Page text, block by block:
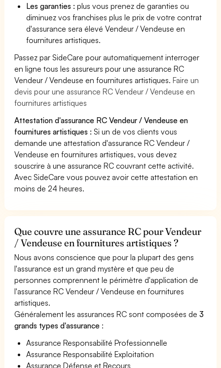
Les garanties :plus vous prenez de garanties ou
diminuez vos franchises plus le prix de votre contrat
d'assurance sera élevé Vendeur / Vendeuse en
fournitures artistiques.
Passez par SideCare pour automatiquement interroger
en ligne tous les assureurs pour une assurance RC
Vendeur / Vendeuse en fournitures artistiques.Faire un
devis pour une assurance RC Vendeur / Vendeuse en
fournitures artistiques
Attestation d'assurance RC Vendeur / Vendeuse en
fournitures artistiques : Si un de vos clients vous
demande une attestation d'assurance RC Vendeur /
Vendeuse en fournitures artistiques, vous devez
souscrire à une assurance RC couvrant cette activité.
Avec SideCare vous pouvez avoir cette attestation en
moins de 24 heures.
Que couvre une assurance RC pour Vendeur
/ Vendeuse en fournitures artistiques ?
Nous avons conscience que pour la plupart des gens
l'assurance est un grand mystère et que peu de
personnes comprennent le périmètre d'application de
l'assurance RC Vendeur / Vendeuse en fournitures
artistiques.
Généralement les assurances RC sont composées de3
grands types d'assurance :
Assurance Responsabilité Professionnelle
Assurance Responsabilité Exploitation
Assurance Défense et Recours